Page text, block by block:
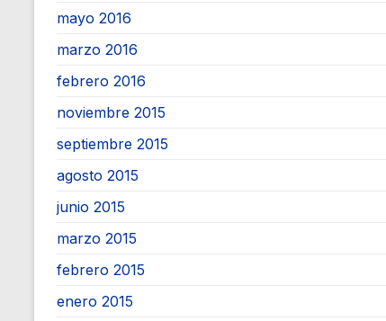
mayo 2016
marzo 2016
febrero 2016
noviembre 2015
septiembre 2015
agosto 2015
junio 2015
marzo 2015
febrero 2015
enero 2015